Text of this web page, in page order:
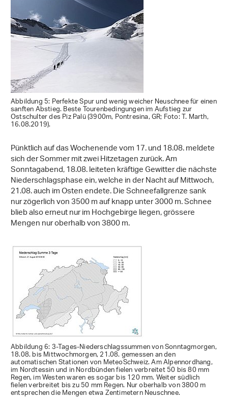
Abbildung 5: Perfekte Spur und wenig weicher Neuschnee für einen
sanften Abstieg. Beste Tourenbedingungen im Aufstieg zur
Ostschulter des Piz Palü (3900m, Pontresina, GR; Foto: T. Marth,
16.08.2019).
Pünktlich auf das Wochenende vom 17. und 18.08. meldete
sich der Sommer mit zwei Hitzetagen zurück. Am
Sonntagabend, 18.08. leiteten kräftige Gewitter die nächste
Niederschlagsphase ein, welche in der Nacht auf Mittwoch,
21.08. auch im Osten endete. Die Schneefallgrenze sank
nur zögerlich von 3500 m auf knapp unter 3000 m. Schnee
blieb also erneut nur im Hochgebirge liegen, grössere
Mengen nur oberhalb von 3800 m.
Abbildung 6: 3-Tages-Niederschlagssummen von Sonntagmorgen,
18.08. bis Mittwochmorgen, 21.08. gemessen an den
automatischen Stationen von MeteoSchweiz. Am Alpennordhang,
im Nordtessin und in Nordbünden fielen verbreitet 50 bis 80 mm
Regen, im Westen waren es sogar bis 120 mm. Weiter südlich
fielen verbreitet bis zu 50 mm Regen. Nur oberhalb von 3800 m
entsprechen die Mengen etwa Zentimetern Neuschnee.